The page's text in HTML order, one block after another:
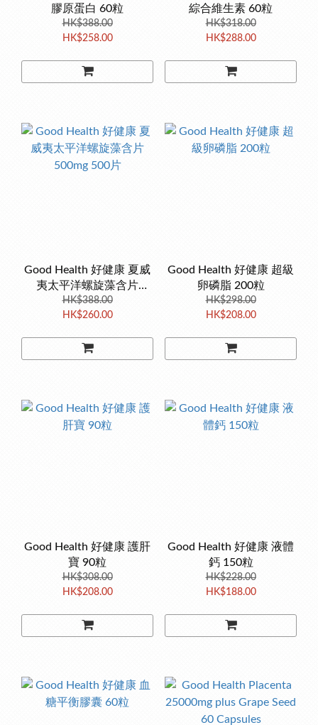
膠原蛋白 60粒
HK$388.00
HK$258.00
綜合維生素 60粒
HK$318.00
HK$288.00
Good Health 好健康 夏威
夷太平洋螺旋藻含片
500mg 500片
HK$388.00
HK$260.00
Good Health 好健康 超級
卵磷脂 200粒
HK$298.00
HK$208.00
Good Health 好健康 護肝
寶 90粒
HK$308.00
HK$208.00
Good Health 好健康 液體
鈣 150粒
HK$228.00
HK$188.00